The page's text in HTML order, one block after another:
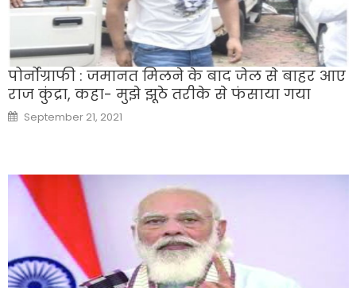
पोर्नोग्राफी : जमानत मिलने के बाद जेल से बाहर आए
राज कुंद्रा, कहा- मुझे झूठे तरीके से फंसाया गया
Posted
on
September 21, 2021